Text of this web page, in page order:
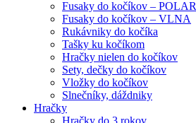
Fusaky do kočíkov – POLAR
Fusaky do kočíkov – VLNA
Rukávniky do kočíka
Tašky ku kočíkom
Hračky nielen do kočíkov
Sety, dečky do kočíkov
Vložky do kočíkov
Slnečníky, dáždniky
Hračky
Hračky do 3 rokov